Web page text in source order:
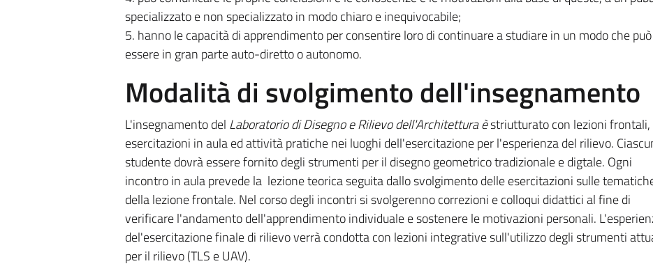
specializzato e non specializzato in modo chiaro e inequivocabile;
5. hanno le capacità di apprendimento per consentire loro di continuare a studiare in un modo che può
essere in gran parte auto-diretto o autonomo.
Modalità di svolgimento dell'insegnamento
L'insegnamento del Laboratorio di Disegno e Rilievo dell'Architettura èstriutturato con lezioni frontali,
esercitazioni in aula ed attività pratiche nei luoghi dell'esercitazione per l'esperienza del rilievo.
studente dovrà essere fornito degli strumenti per il disegno geometrico tradizionale e digtale. Ogni
incontro in aula prevede la lezione teorica seguita dallo svolgimento delle esercitazioni sulle
della lezione frontale. Nel corso degli incontri si svolgerenno correzioni e colloqui didattici al fine di
verificare l'andamento dell'apprendimento individuale e sostenere le motivazioni personali.
del'esercitazione finale di rilievo verrà condotta con lezioni integrative sull'utilizzo degli strumenti
per il rilievo (TLS e UAV).